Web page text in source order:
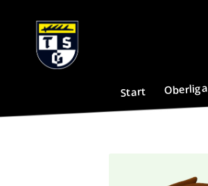
Start Oberliga